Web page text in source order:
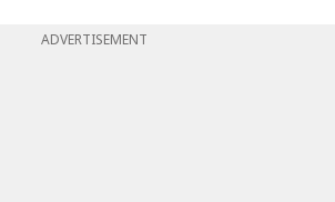
ADVERTISEMENT